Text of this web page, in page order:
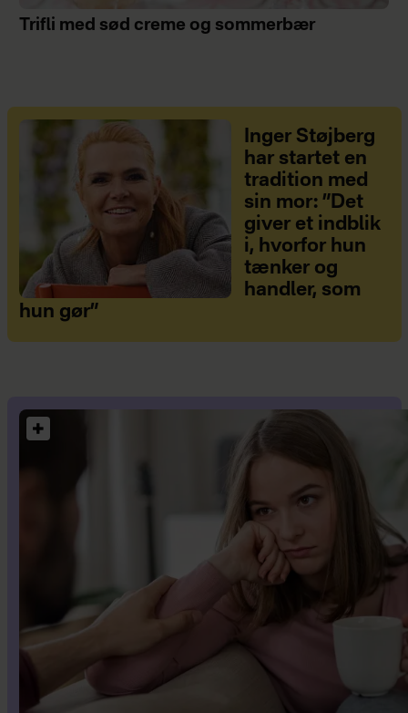
Trifli med sød creme og sommerbær
Inger Støjberg
har startet en
tradition med
sin mor: ”Det
giver et indblik
i, hvorfor hun
tænker og
handler, som
hun gør”